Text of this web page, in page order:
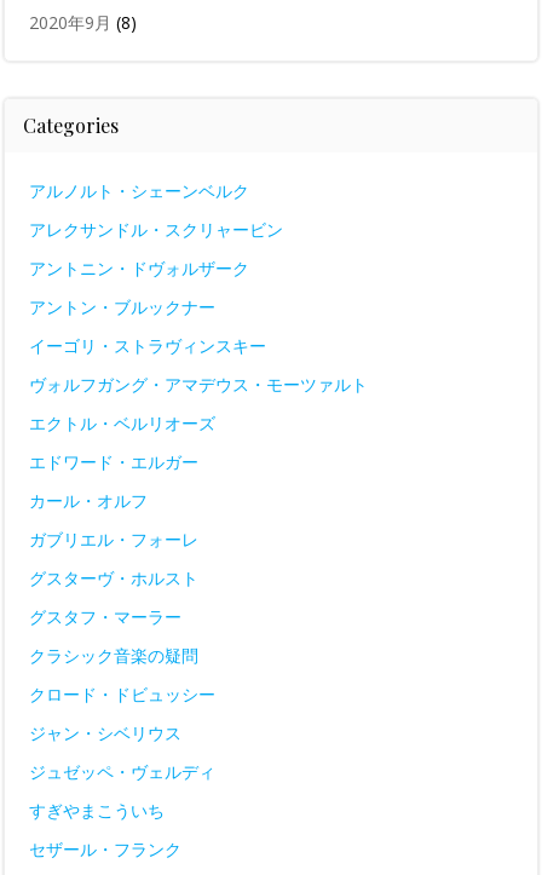
2020年9月 (8)
Categories
アルノルト・シェーンベルク
アレクサンドル・スクリャービン
アントニン・ドヴォルザーク
アントン・ブルックナー
イーゴリ・ストラヴィンスキー
ヴォルフガング・アマデウス・モーツァルト
エクトル・ベルリオーズ
エドワード・エルガー
カール・オルフ
ガブリエル・フォーレ
グスターヴ・ホルスト
グスタフ・マーラー
クラシック音楽の疑問
クロード・ドビュッシー
ジャン・シベリウス
ジュゼッペ・ヴェルディ
すぎやまこういち
セザール・フランク